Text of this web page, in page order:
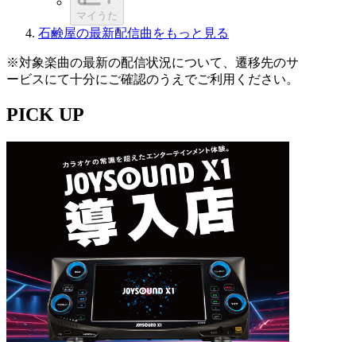
マイうた
石鹸屋の最新配信曲をもっと見る
※対象楽曲の最新の配信状況について、遷移先のサ
ービスにて十分にご確認のうえでご利用ください。
PICK UP